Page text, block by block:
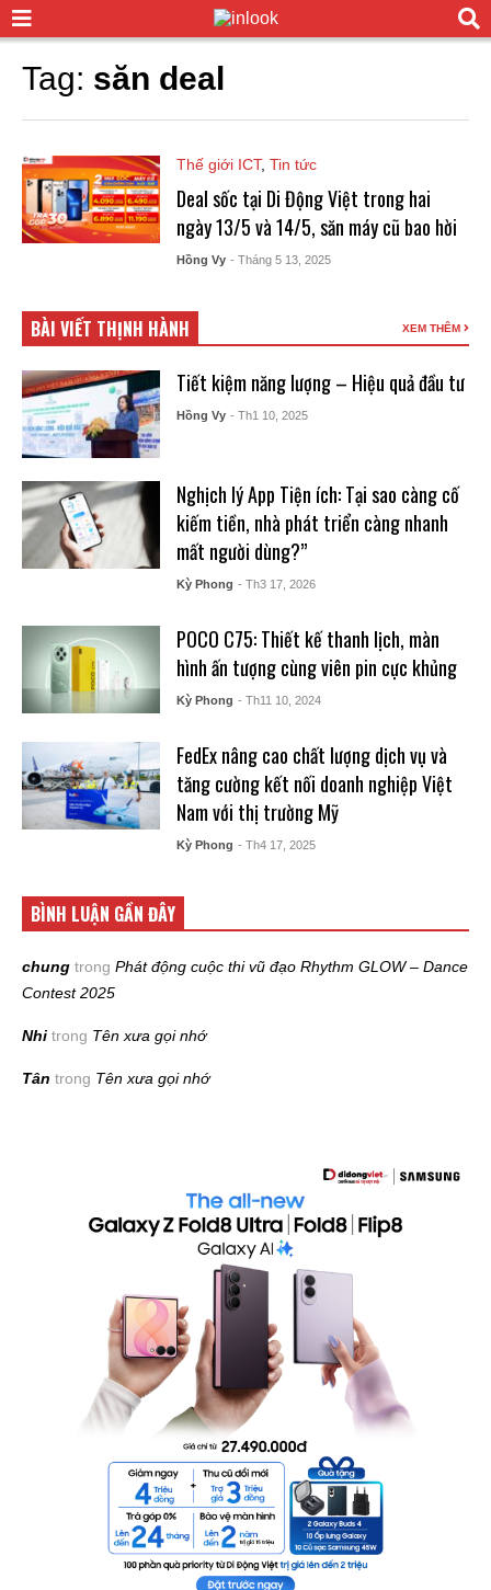
Tag: săn deal
Thế giới ICT, Tin tức
Deal sốc tại Di Động Việt trong hai
ngày 13/5 và 14/5, săn máy cũ bao hời
Hồng Vy - Tháng 5 13, 2025
BÀI VIẾT THỊNH HÀNH XEM THÊM
Tiết kiệm năng lượng – Hiệu quả đầu tư
Hồng Vy - Th1 10, 2025
Nghịch lý App Tiện ích: Tại sao càng cố
kiếm tiền, nhà phát triển càng nhanh
mất người dùng?”
Kỳ Phong - Th3 17, 2026
POCO C75: Thiết kế thanh lịch, màn
hình ấn tượng cùng viên pin cực khủng
Kỳ Phong - Th11 10, 2024
FedEx nâng cao chất lượng dịch vụ và
tăng cường kết nối doanh nghiệp Việt
Nam với thị trường Mỹ
Kỳ Phong - Th4 17, 2025
BÌNH LUẬN GẦN ĐÂY
chung trong Phát động cuộc thi vũ đạo Rhythm GLOW – Dance
Contest 2025
Nhi trong Tên xưa gọi nhớ
Tân trong Tên xưa gọi nhớ